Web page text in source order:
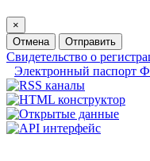
×
Отмена
Отправить
Свидетельство о
Электронный